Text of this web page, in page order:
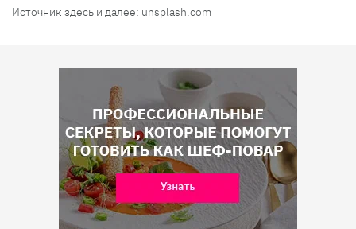
Источник здесь и далее: unsplash.com